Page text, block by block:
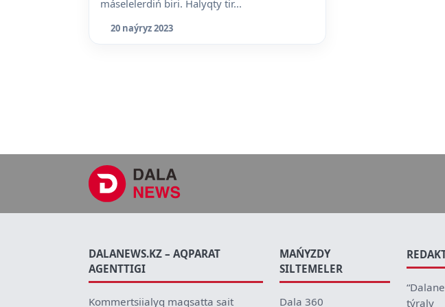
máselelerdiń biri. Halyqty tir...
20 naýryz 2023
DALANEWS.KZ – AQPARAT
AGENTTIGI
Kommertsiialyq maqsatta sait
MAŃYZDY
SILTEMELER
Dala 360
týraly